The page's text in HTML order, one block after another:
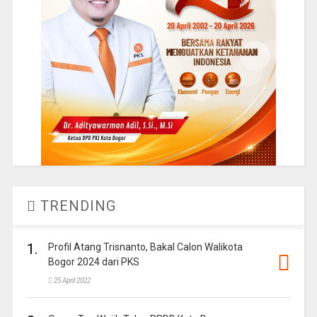
TRENDING
1.
Profil Atang Trisnanto, Bakal Calon Walikota
Bogor 2024 dari PKS
25 April 2022